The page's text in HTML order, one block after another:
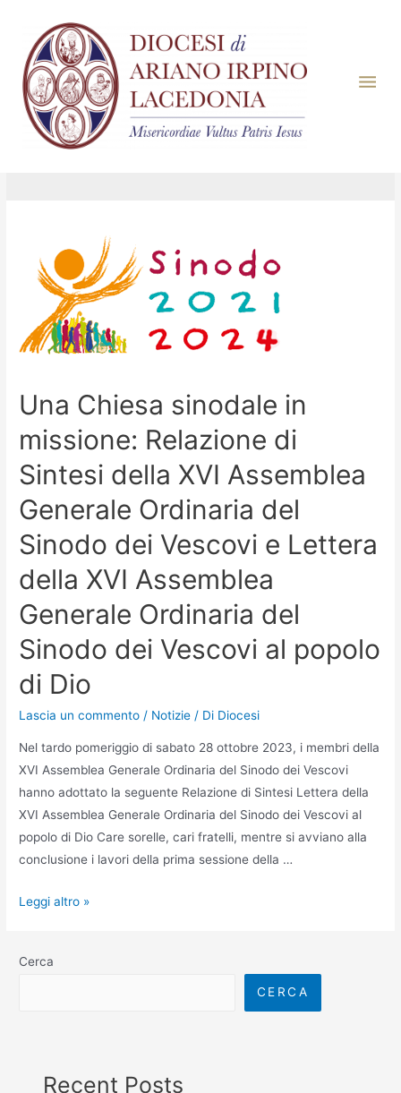
Giorno:2 Novembre
2023
Una Chiesa sinodale in
missione: Relazione di
Sintesi della XVI Assemblea
Generale Ordinaria del
Sinodo dei Vescovi e Lettera
della XVI Assemblea
Generale Ordinaria del
Sinodo dei Vescovi al popolo
di Dio
Lascia un commento / Notizie / Di Diocesi
Nel tardo pomeriggio di sabato 28 ottobre 2023, i membri della
XVI Assemblea Generale Ordinaria del Sinodo dei Vescovi
hanno adottato la seguente Relazione di Sintesi Lettera della
XVI Assemblea Generale Ordinaria del Sinodo dei Vescovi al
popolo di Dio Care sorelle, cari fratelli, mentre si avviano alla
conclusione i lavori della prima sessione della …
Leggi altro »
Cerca
CERCA
Recent Posts